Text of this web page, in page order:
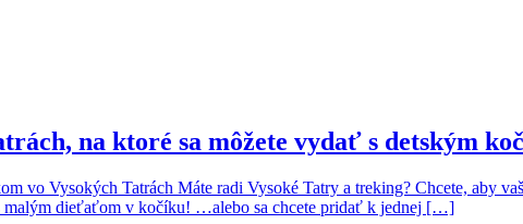
na ktoré sa môžete vydať s detským
vo Vysokých Tatrách Máte radi Vysoké Tatry a treking? Chcete, aby
dieťaťom v kočíku! …alebo sa chcete pridať k jednej […]